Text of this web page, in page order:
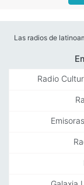
Las radios de
Radio